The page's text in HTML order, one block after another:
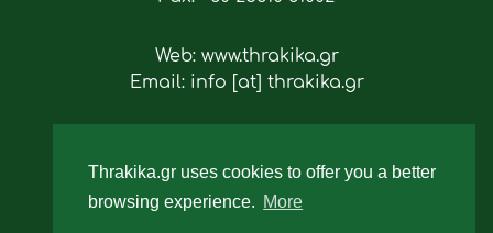
Thrakika.gr uses cookies to offer you a better
browsing experience. More
Web: www.thrakika.gr
Email: info [at] thrakika.gr